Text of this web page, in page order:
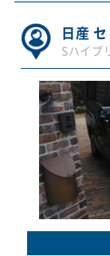
日産
Sハイブ